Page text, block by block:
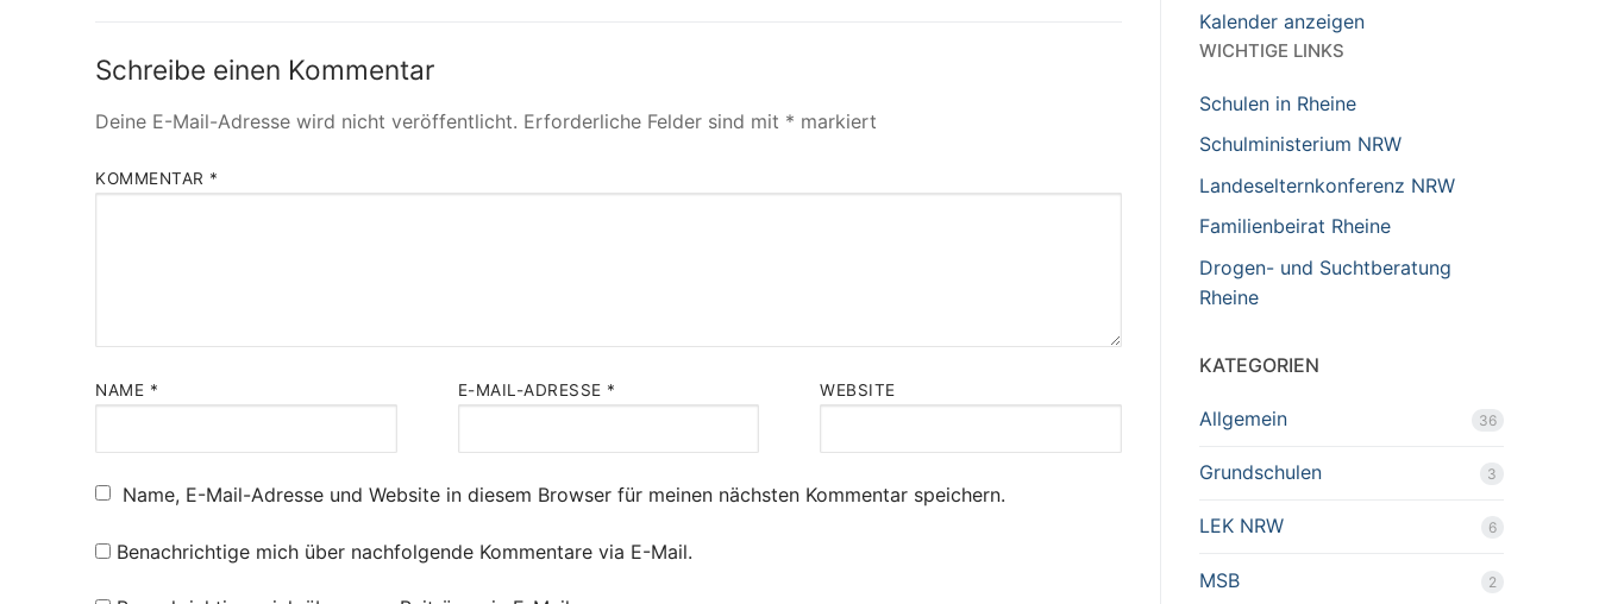
Schreibe einen Kommentar
Deine E-Mail-Adresse wird nicht veröffentlicht. Erforderliche Felder sind mit * markiert
KOMMENTAR *
NAME * E-MAIL-ADRESSE * WEBSITE
Name, E-Mail-Adresse und Website in diesem Browser für meinen nächsten Kommentar speichern.
Benachrichtige mich über nachfolgende Kommentare via E-Mail.
Kalender anzeigen
WICHTIGE LINKS
Schulen in Rheine
Schulministerium NRW
Landeselternkonferenz NRW
Familienbeirat Rheine
Drogen- und Suchtberatung
Rheine
KATEGORIEN
Allgemein 36
Grundschulen 3
LEK NRW 6
MSB 2